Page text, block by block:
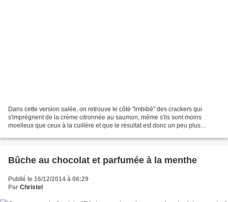
Dans cette version salée, on retrouve le côté "imbibé" des crackers qui
s'imprègnent de la crème citronnée au saumon, même s'ils sont moins
moelleux que ceux à la cuillère et que le résultat est donc un peu plus
Bûche au chocolat et parfumée à la menthe
Publié le 16/12/2014 à 06:29
Par Christel